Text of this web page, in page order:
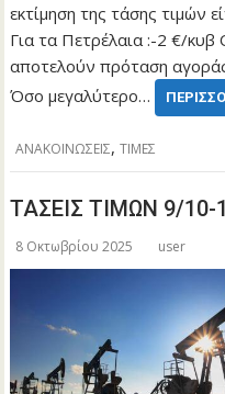
εκτίμηση της τάσης τιμών
Για τα Πετρέλαια :-2 €/κυβ
αποτελούν πρόταση
Όσο μεγαλύτερο…
ΑΝΑΚΟΙΝΩΣΕΙΣ,ΤΙΜΕΣ
ΤΑΣΕΙΣ ΤΙΜΩΝ 9/10-
8 Οκτωβρίου 2025 user